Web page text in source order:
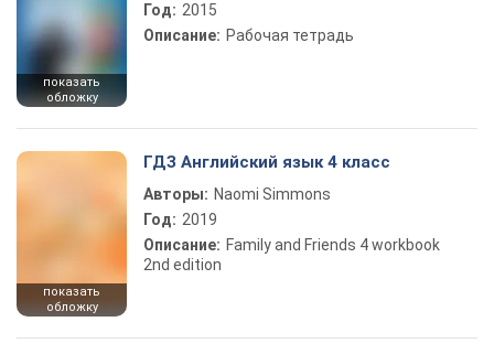
показать
обложку
Год: 2015
Описание: Рабочая тетрадь
показать
обложку
ГДЗ Английский язык 4 класс
Авторы: Naomi Simmons
Год: 2019
Описание: Family and Friends 4 workbook
2nd edition